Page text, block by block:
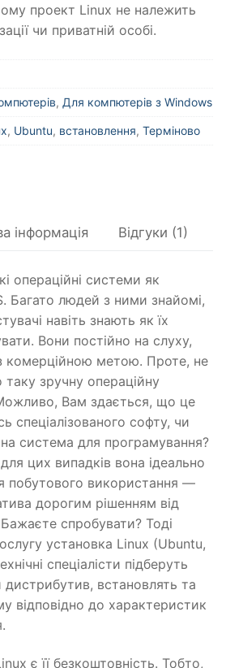
проект Linux не належить
чи приватній особі.
, Для компютерів з Windows
, Ubuntu, встановлення, Терміново
інформація Відгуки (1)
операційні системи як
Багато людей з ними знайомі,
навіть знають як їх
Вони постійно на слуху,
комерційною метою. Проте, не
зручну операційну
Вам здається, що це
спеціалізованого софту, чи
система для програмування?
цих випадків вона ідеально
побутового використання —
дорогим рішенням від
спробувати? Тоді
установка Linux (Ubuntu,
спеціалісти підберуть
дистрибутив, встановлять та
відповідно до характеристик
є її безкоштовність. Тобто,